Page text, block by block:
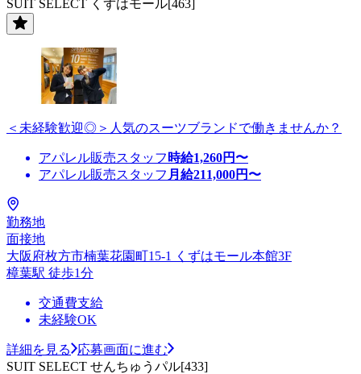
SUIT SELECT くずはモール[463]
＜未経験歓迎◎＞人気のスーツブランドで働きませんか？
アパレル販売スタッフ 時給1,260円〜
アパレル販売スタッフ 月給211,000円〜
勤務地
面接地
大阪府枚方市楠葉花園町15-1 くずはモール本館3F
樟葉駅 徒歩1分
交通費支給
未経験OK
詳細を見る
応募画面に進む
SUIT SELECT せんちゅうパル[433]